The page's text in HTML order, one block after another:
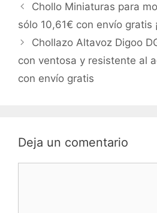
Chollo Miniaturas para
sólo 10,61€ con envío gratis
Chollazo Altavoz Digoo
con ventosa y resistente al
con envío gratis
Deja un comentario